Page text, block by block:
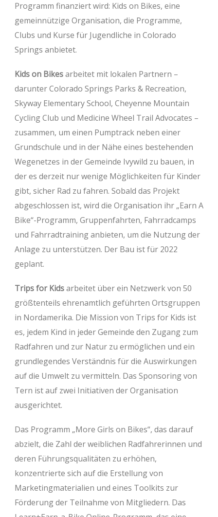
Programm finanziert wird: Kids on Bikes, eine
gemeinnützige Organisation, die Programme,
Clubs und Kurse für Jugendliche in Colorado
Springs anbietet.
Kids on Bikesarbeitet mit lokalen Partnern –
darunter Colorado Springs Parks & Recreation,
Skyway Elementary School, Cheyenne Mountain
Cycling Club und Medicine Wheel Trail Advocates –
zusammen, um einen Pumptrack neben einer
Grundschule und in der Nähe eines bestehenden
Wegenetzes in der Gemeinde Ivywild zu bauen, in
der es derzeit nur wenige Möglichkeiten für Kinder
gibt, sicher Rad zu fahren. Sobald das Projekt
abgeschlossen ist, wird die Organisation ihr „Earn A
Bike“-Programm, Gruppenfahrten, Fahrradcamps
und Fahrradtraining anbieten, um die Nutzung der
Anlage zu unterstützen. Der Bau ist für 2022
geplant.
Trips for Kidsarbeitet über ein Netzwerk von 50
größtenteils ehrenamtlich geführten Ortsgruppen
in Nordamerika. Die Mission von Trips for Kids ist
es, jedem Kind in jeder Gemeinde den Zugang zum
Radfahren und zur Natur zu ermöglichen und ein
grundlegendes Verständnis für die Auswirkungen
auf die Umwelt zu vermitteln. Das Sponsoring von
Tern ist auf zwei Initiativen der Organisation
ausgerichtet.
Das Programm „More Girls on Bikes“, das darauf
abzielt, die Zahl der weiblichen Radfahrerinnen und
deren Führungsqualitäten zu erhöhen,
konzentrierte sich auf die Erstellung von
Marketingmaterialien und eines Toolkits zur
Förderung der Teilnahme von Mitgliedern. Das